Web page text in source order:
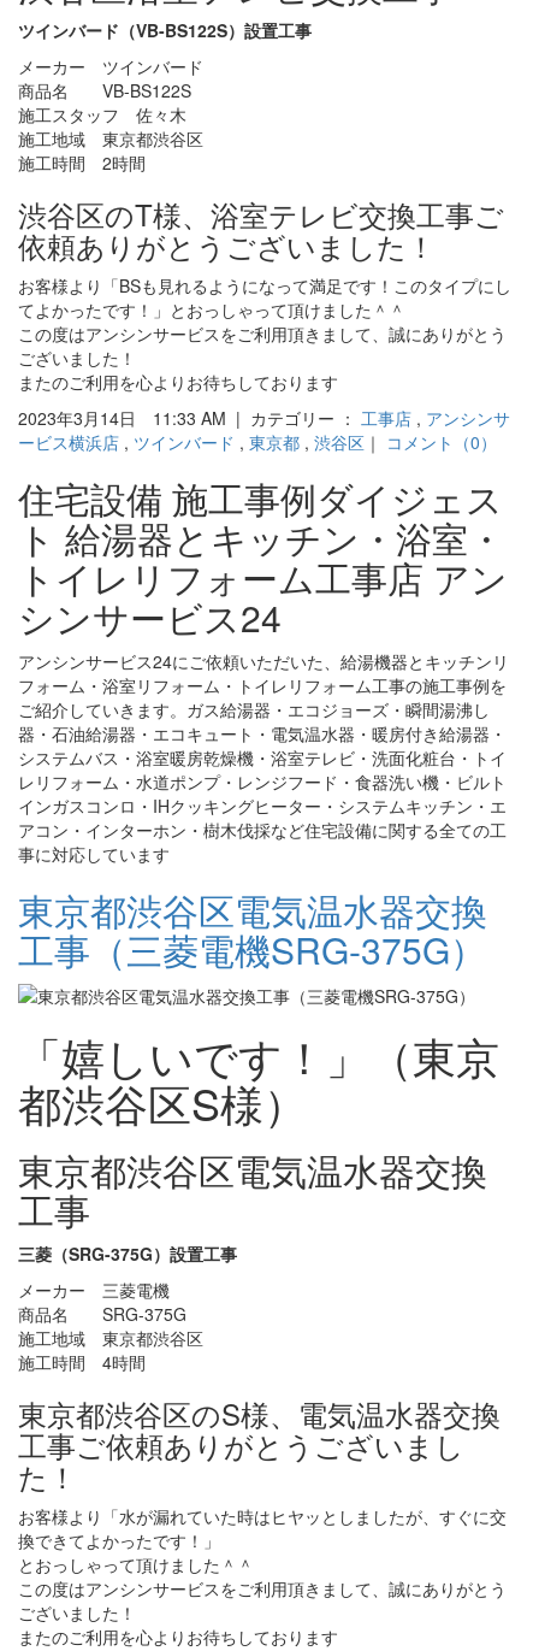
ツインバード（VB-BS122S）設置工事
メーカー ツインバード
商品名 VB-BS122S
施工スタッフ 佐々木
施工地域 東京都渋谷区
施工時間 2時間
渋谷区のT様、浴室テレビ交換工事ご
依頼ありがとうございました！
お客様より「BSも見れるようになって満足です！このタイプにし
てよかったです！」とおっしゃって頂けました＾＾
この度はアンシンサービスをご利用頂きまして、誠にありがとう
ございました！
またのご利用を心よりお待ちしております
2023年3月14日 11:33 AM | カテゴリー ： 工事店 , アンシンサ
ービス横浜店 , ツインバード , 東京都 , 渋谷区 ｜ コメント（0）
住宅設備 施工事例ダイジェス
ト 給湯器とキッチン・浴室・
トイレリフォーム工事店 アン
シンサービス24
アンシンサービス24にご依頼いただいた、給湯機器とキッチンリ
フォーム・浴室リフォーム・トイレリフォーム工事の施工事例を
ご紹介していきます。ガス給湯器・エコジョーズ・瞬間湯沸し
器・石油給湯器・エコキュート・電気温水器・暖房付き給湯器・
システムバス・浴室暖房乾燥機・浴室テレビ・洗面化粧台・トイ
レリフォーム・水道ポンプ・レンジフード・食器洗い機・ビルト
インガスコンロ・IHクッキングヒーター・システムキッチン・エ
アコン・インターホン・樹木伐採など住宅設備に関する全ての工
事に対応しています
東京都渋谷区電気温水器交換
工事（三菱電機SRG-375G）
「嬉しいです！」（東京
都渋谷区S様）
東京都渋谷区電気温水器交換
工事
三菱（SRG-375G）設置工事
メーカー 三菱電機
商品名 SRG-375G
施工地域 東京都渋谷区
施工時間 4時間
東京都渋谷区のS様、電気温水器交換
工事ご依頼ありがとうございまし
た！
お客様より「水が漏れていた時はヒヤッとしましたが、すぐに交
換できてよかったです！」
とおっしゃって頂けました＾＾
この度はアンシンサービスをご利用頂きまして、誠にありがとう
ございました！
またのご利用を心よりお待ちしております